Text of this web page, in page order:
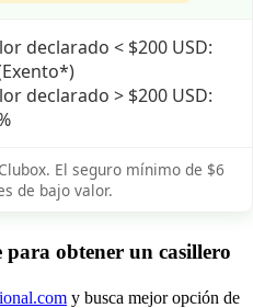
declarado < $200 USD:
declarado > $200 USD:
El seguro mínimo de $6
de bajo valor.
obtener un casillero
y busca mejor opción de